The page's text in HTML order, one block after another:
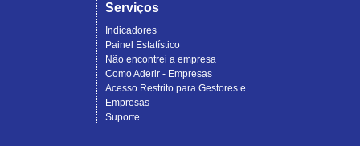
Serviços
Indicadores
Painel Estatístico
Não encontrei a empresa
Como Aderir - Empresas
Acesso Restrito para Gestores e
Empresas
Suporte